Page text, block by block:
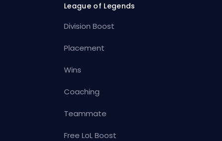
League of Legends
Division Boost
Placement
Wins
Coaching
Teammate
Free LoL Boost